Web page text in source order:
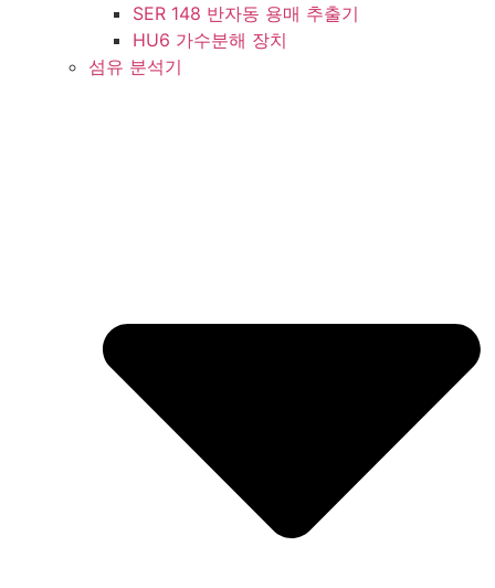
SER 148 반자동 용매 추출기
HU6 가수분해 장치
섬유 분석기